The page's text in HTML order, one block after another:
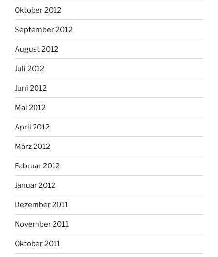
Oktober 2012
September 2012
August 2012
Juli 2012
Juni 2012
Mai 2012
April 2012
März 2012
Februar 2012
Januar 2012
Dezember 2011
November 2011
Oktober 2011